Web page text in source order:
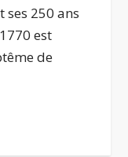
ses 250 ans
est
de